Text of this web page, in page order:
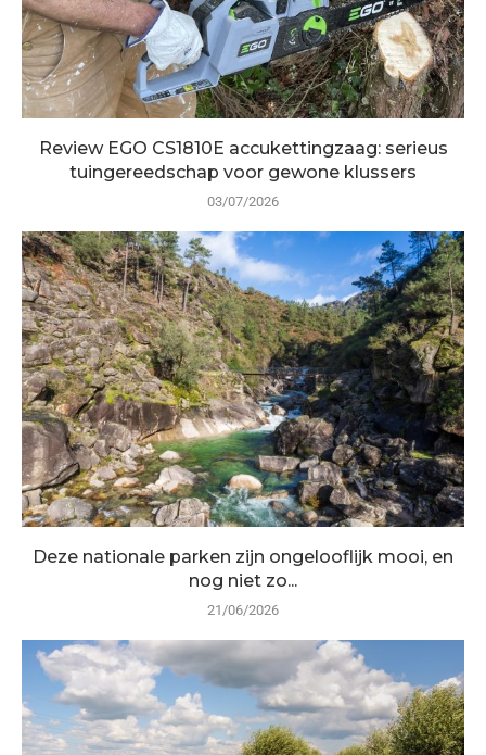
Review EGO CS1810E accukettingzaag: serieus
tuingereedschap voor gewone klussers
03/07/2026
Deze nationale parken zijn ongelooflijk mooi, en
nog niet zo...
21/06/2026